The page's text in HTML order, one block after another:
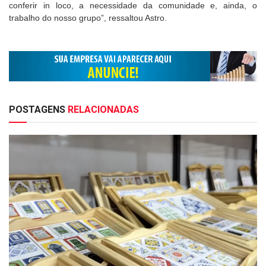
conferir in loco, a necessidade da comunidade e, ainda, o
trabalho do nosso grupo”, ressaltou Astro.
POSTAGENS RELACIONADAS